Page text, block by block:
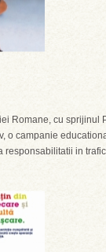
Romane, cu sprijinul
o campanie
responsabilitatii in